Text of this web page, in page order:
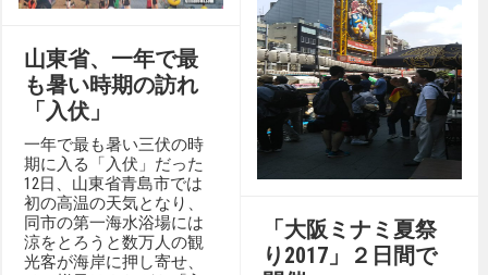
山東省、一年で最
も暑い時期の訪れ
「入伏」
一年で最も暑い三伏の時
期に入る「入伏」だった
12日、山東省青島市では
初の高温の天気となり、
同市の第一海水浴場には
涼をとろうと数万人の観
光客が海岸に押し寄せ、
「大阪ミナミ夏祭
り2017」２日間で